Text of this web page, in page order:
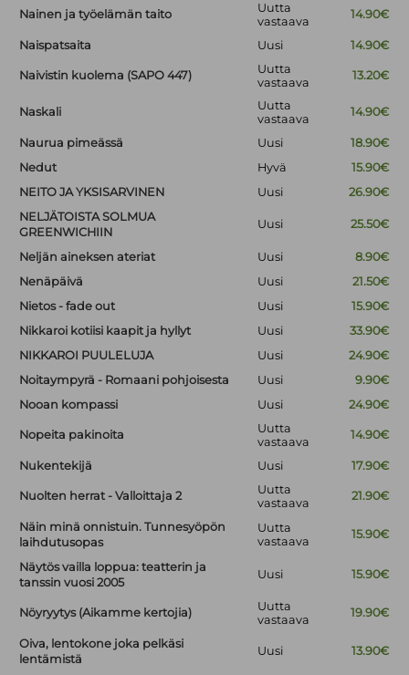
Nainen ja työelämän taito
Uutta
vastaava
14.90€
Naispatsaita Uusi 14.90€
Naivistin kuolema (SAPO 447)
Uutta
vastaava
13.20€
Naskali
Uutta
vastaava
14.90€
Naurua pimeässä Uusi
18.90€
Nedut
Hyvä
15.90€
NEITO JA YKSISARVINEN
Uusi
26.90€
NELJÄTOISTA SOLMUA
GREENWICHIIN
Uusi 25.50€
Neljän aineksen ateriat Uusi
8.90€
Nenäpäivä
Uusi
21.50€
Nietos - fade out
Uusi
15.90€
Nikkaroi kotiisi kaapit ja hyllyt
Uusi
33.90€
NIKKAROI PUULELUJA
Uusi
24.90€
Noitaympyrä - Romaani pohjoisesta
Uusi
9.90€
Nooan kompassi
Uusi 24.90€
Nopeita pakinoita
Uutta
vastaava
14.90€
Nukentekijä Uusi 17.90€
Nuolten herrat - Valloittaja 2
Uutta
vastaava
21.90€
Näin minä onnistuin. Tunnesyöpön
laihdutusopas
Uutta
vastaava
15.90€
Näytös vailla loppua: teatterin ja
tanssin vuosi 2005
Uusi 15.90€
Nöyryytys (Aikamme kertojia)
Uutta
vastaava
19.90€
Oiva, lentokone joka pelkäsi
lentämistä
Uusi 13.90€